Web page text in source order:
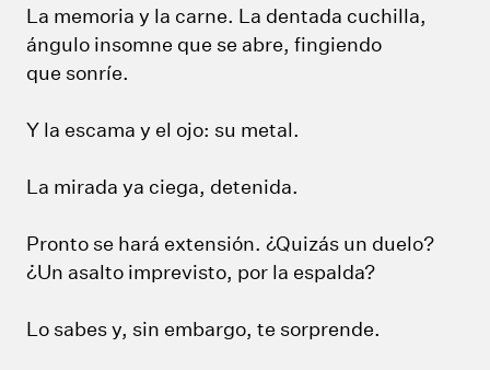
La memoria y la carne. La dentada cuchilla,
ángulo insomne que se abre, fingiendo
que sonríe.
Y la escama y el ojo: su metal.
La mirada ya ciega, detenida.
Pronto se hará extensión. ¿Quizás un duelo?
¿Un asalto imprevisto, por la espalda?
Lo sabes y, sin embargo, te sorprende.